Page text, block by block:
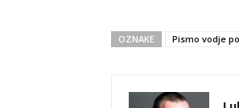
OZNAKE Pismo vodje